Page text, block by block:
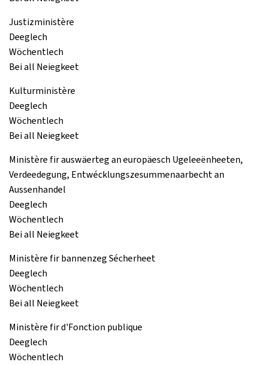
Justizministère
Deeglech
Wöchentlech
Bei all Neiegkeet
Kulturministère
Deeglech
Wöchentlech
Bei all Neiegkeet
Ministère fir auswäerteg an europäesch Ugeleeënheeten,
Verdeedegung, Entwécklungszesummenaarbecht an
Aussenhandel
Deeglech
Wöchentlech
Bei all Neiegkeet
Ministère fir bannenzeg Sécherheet
Deeglech
Wöchentlech
Bei all Neiegkeet
Ministère fir d'Fonction publique
Deeglech
Wöchentlech